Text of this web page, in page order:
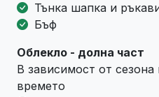
Тънка шапка и
Бъф
Облекло - долна част
В зависимост от сезона
времето